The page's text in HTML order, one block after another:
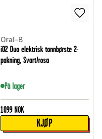
Oral-B
iO2 Duo elektrisk tannbørste 2-
pakning, Svart/rosa
På lager
1099 NOK
KJØP